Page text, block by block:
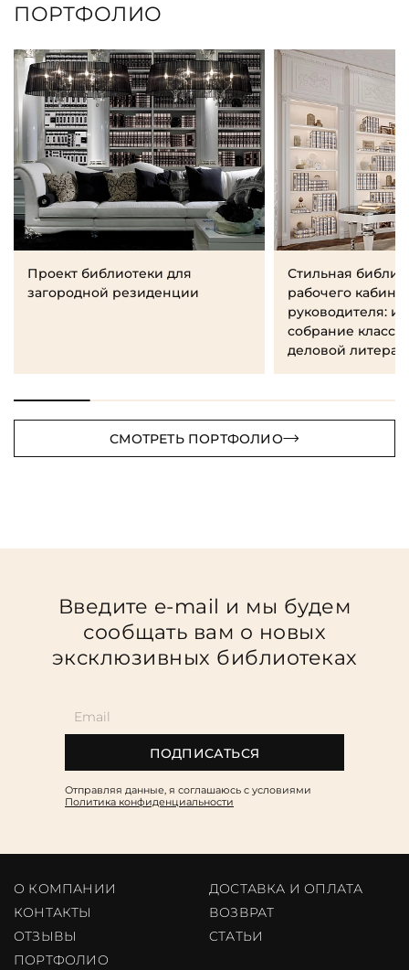
ПОРТФОЛИО
Проект библиотеки для
загородной резиденции
Стильная
рабочего
руководителя:
собрание
деловой
СМОТРЕТЬ ПОРТФОЛИО
Введите e-mail и мы будем
сообщать вам о новых
эксклюзивных библиотеках
ПОДПИСАТЬСЯ
Отправляя данные, я соглашаюсь c условиями
Политика конфиденциальности
О КОМПАНИИ
ДОСТАВКА И ОПЛАТА
КОНТАКТЫ
ВОЗВРАТ
ОТЗЫВЫ
CТАТЬИ
ПОРТФОЛИО